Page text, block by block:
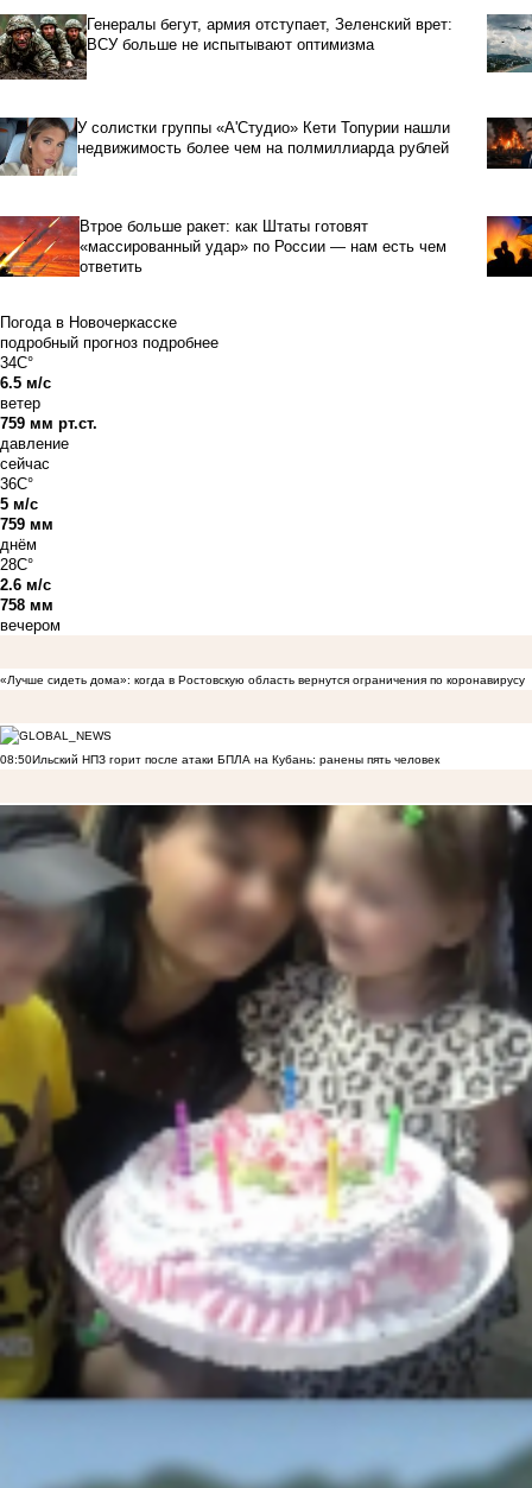
Генералы бегут, армия отступает, Зеленский врет:
ВСУ больше не испытывают оптимизма
У солистки группы «А'Студио» Кети Топурии нашли
недвижимость более чем на полмиллиарда рублей
Втрое больше ракет: как Штаты готовят
«массированный удар» по России — нам есть чем
ответить
Погода в Новочеркасске
подробный прогноз подробнее
34C°
6.5 м/с
ветер
759 мм рт.ст.
давление
сейчас
36C°
5 м/с
759 мм
днём
28C°
2.6 м/с
758 мм
вечером
«Лучше сидеть дома»: когда в Ростовскую область вернутся ограничения по коронавирусу
08:50Ильский НПЗ горит после атаки БПЛА на Кубань: ранены пять человек